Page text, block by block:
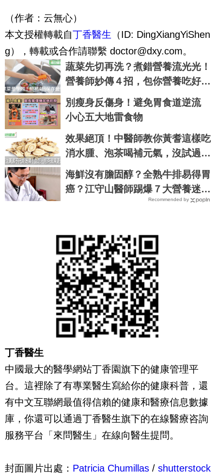
（作者：云無心）
本文授權轉載自丁香醫生 （ID: DingXiangYiShen
g），轉載或合作請聯繫 doctor@dxy.com。
蔬菜先切再洗？煮錯營養流光光！
營養師妙傳４招，包你營養吃好吃
滿｜每日健康 Health
別瘦身反傷身！避免胃食道逆流
小心五大地雷食物
效果絕頂！中醫師教你黃耆這樣吃
消水腫、泡茶喝補元氣，沒試過別
說你懂養生｜每日健康 Health
海鮮沒有膽固醇？全熟牛排易得胃
癌？江守山醫師踢爆７大營養迷
思，看完再說你懂健康｜每日健康
Recommended by
丁香醫生
中國最大的醫學網站丁香園旗下的健康管理平
台。這裡除了有專業醫生寫給你的健康科普，還
有中文互聯網最值得信賴的健康和醫療信息數據
庫，你還可以通過丁香醫生旗下的在線醫療咨詢
服務平台「來問醫生」在線向醫生提問。
封面圖片出處： Patricia Chumillas / shutterstock